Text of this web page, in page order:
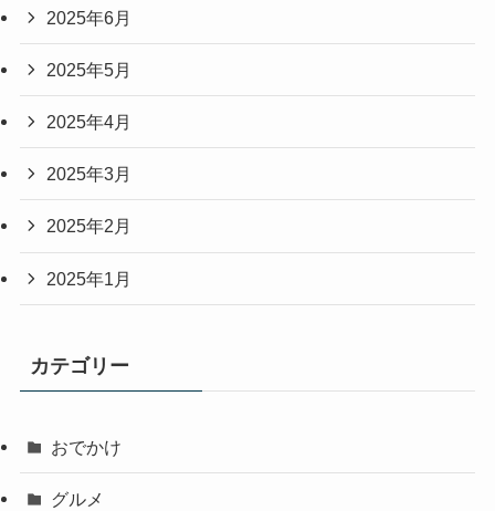
2025年6月
2025年5月
2025年4月
2025年3月
2025年2月
2025年1月
カテゴリー
おでかけ
グルメ